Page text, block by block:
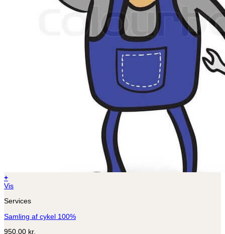
+
Vis
Services
Samling af cykel 100%
950,00 kr.